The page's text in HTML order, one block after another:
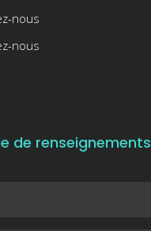
nous
nous
de renseignements